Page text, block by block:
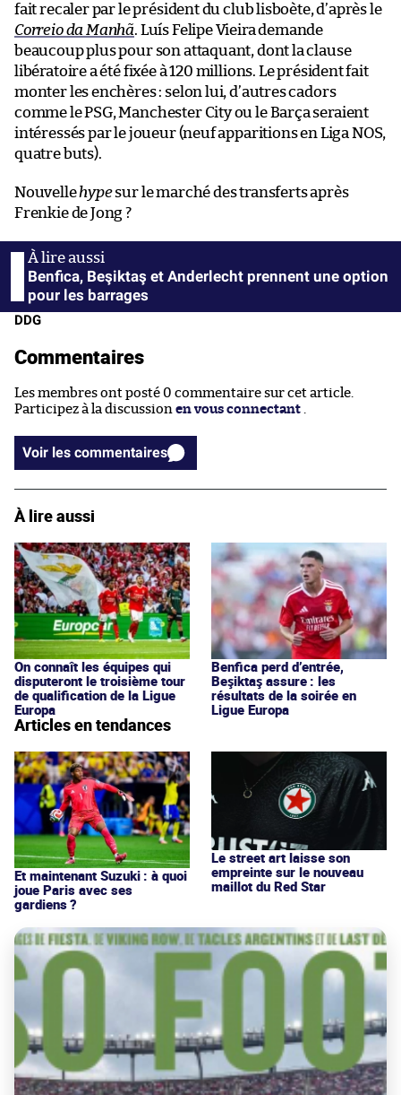
fait recaler par le président du club lisboète, d’après le
Correio da Manhã. Luís Felipe Vieira demande
beaucoup plus pour son attaquant, dont la clause
libératoire a été fixée à 120 millions. Le président fait
monter les enchères : selon lui, d’autres cadors
comme le PSG, Manchester City ou le Barça seraient
intéressés par le joueur (neuf apparitions en Liga NOS,
quatre buts).
Nouvellehypesur le marché des transferts après
Frenkie de Jong ?
Benfica, Beşiktaş et Anderlecht prennent une option
pour les barrages
DDG
Commentaires
Les membres ont posté 0 commentaire sur cet article.
Participez à la discussion en vous connectant
Voir les commentaires
À lire aussi
On connaît les équipes qui
disputeront le troisième tour
de qualification de la Ligue
Europa
Benfica perd d’entrée,
Beşiktaş assure : les
résultats de la soirée en
Ligue Europa
Articles en tendances
Et maintenant Suzuki : à quoi
joue Paris avec ses
gardiens ?
Le street art laisse son
empreinte sur le nouveau
maillot du Red Star